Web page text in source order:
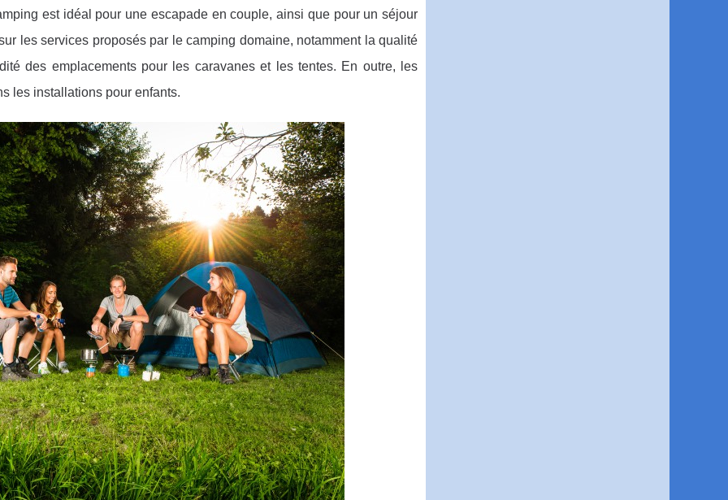
est idéal pour une escapade en couple, ainsi que pour un séjour
les services proposés par le camping domaine, notamment la qualité
des emplacements pour les caravanes et les tentes. En outre, les
les installations pour enfants.